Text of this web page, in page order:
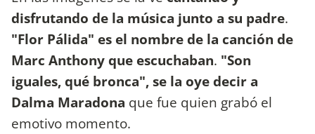
disfrutando de la música junto a su padre.
"Flor Pálida" es el nombre de la canción de
Marc Anthony que escuchaban. "Son
iguales, qué bronca", se la oye decir a
Dalma Maradona que fue quien grabó el
emotivo momento.